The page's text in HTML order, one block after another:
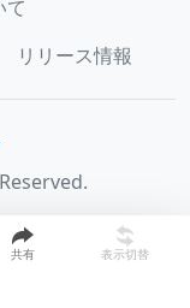
共有 表示切替
て
リリース情報